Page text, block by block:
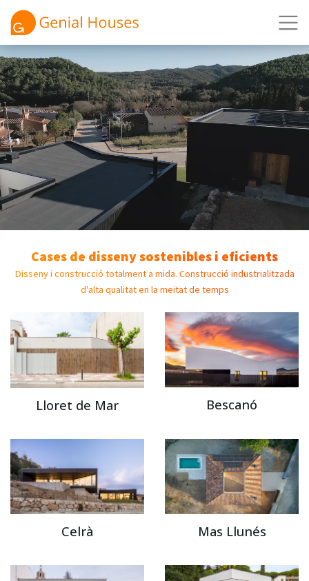
Cases de disseny sostenibles i eficients
Disseny i construcció totalment a mida. Construcció industrialitzada
d'alta qualitat en la meitat de temps
Lloret de Mar Bescanó
Celrà Mas Llunés